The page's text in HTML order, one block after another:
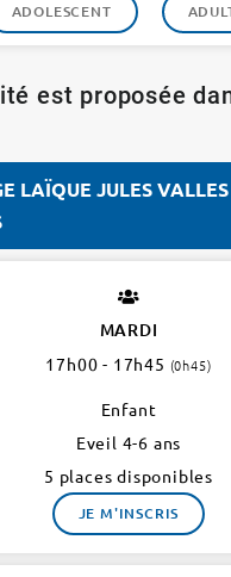
ADOLESCENT
est proposée
LAÏQUE JULES VALLES
MARDI
17h00 - 17h45 (0h45)
Enfant
Eveil 4-6 ans
5 places disponibles
JE M'INSCRIS